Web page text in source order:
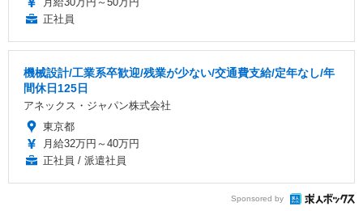
正社員
機械設計/工業系卒歓迎/残業が少ない/交通費支給/定年なし/年
間休日125日
アネックス・ジャパン株式会社
東京都
月給32万円～40万円
正社員 / 派遣社員
Sponsored by